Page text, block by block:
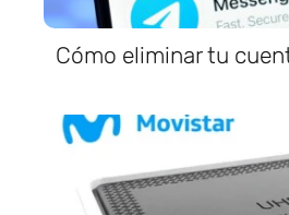
Cómo eliminar tu